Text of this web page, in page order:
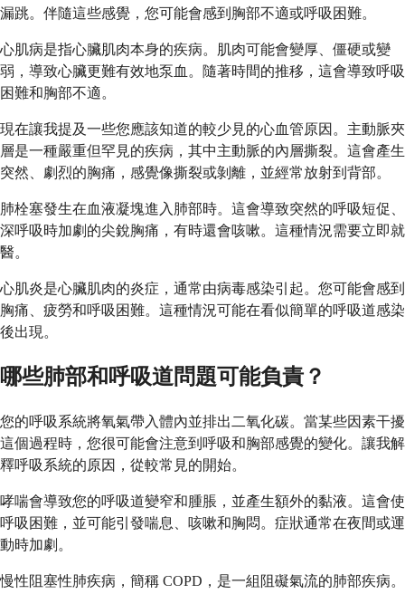
漏跳。伴隨這些感覺，您可能會感到胸部不適或呼吸困難。
心肌病是指心臟肌肉本身的疾病。肌肉可能會變厚、僵硬或變
弱，導致心臟更難有效地泵血。隨著時間的推移，這會導致呼吸
困難和胸部不適。
現在讓我提及一些您應該知道的較少見的心血管原因。主動脈夾
層是一種嚴重但罕見的疾病，其中主動脈的內層撕裂。這會產生
突然、劇烈的胸痛，感覺像撕裂或剝離，並經常放射到背部。
肺栓塞發生在血液凝塊進入肺部時。這會導致突然的呼吸短促、
深呼吸時加劇的尖銳胸痛，有時還會咳嗽。這種情況需要立即就
醫。
心肌炎是心臟肌肉的炎症，通常由病毒感染引起。您可能會感到
胸痛、疲勞和呼吸困難。這種情況可能在看似簡單的呼吸道感染
後出現。
哪些肺部和呼吸道問題可能負責？
您的呼吸系統將氧氣帶入體內並排出二氧化碳。當某些因素干擾
這個過程時，您很可能會注意到呼吸和胸部感覺的變化。讓我解
釋呼吸系統的原因，從較常見的開始。
哮喘會導致您的呼吸道變窄和腫脹，並產生額外的黏液。這會使
呼吸困難，並可能引發喘息、咳嗽和胸悶。症狀通常在夜間或運
動時加劇。
慢性阻塞性肺疾病，簡稱 COPD，是一組阻礙氣流的肺部疾病。